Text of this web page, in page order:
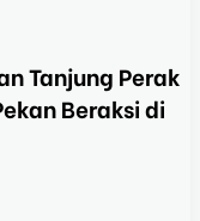
Tanjung Perak
Beraksi di